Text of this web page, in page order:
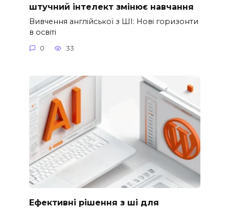
штучний інтелект змінює навчання
Вивчення англійської з ШІ: Нові горизонти
в освіті
0 33
Ефективні рішення з ші для